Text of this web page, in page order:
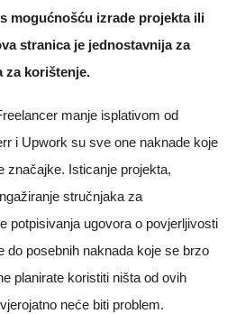
mogućnošću izrade projekta ili
stranica je jednostavnija za
za korištenje.
manje isplativom od
i Upwork su sve one naknade koje
značajke. Isticanje projekta,
stručnjaka za
potpisivanja ugovora o povjerljivosti
do posebnih naknada koje se brzo
planirate koristiti ništa od ovih
neće biti problem.